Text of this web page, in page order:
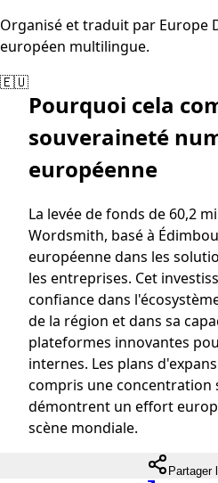
Organisé et traduit par Europe
européen multilingue.
🇪🇺
Pourquoi cela
souveraineté
européenne
La levée de fonds de 60,2
Wordsmith, basé à
européenne dans les
les entreprises. Cet
confiance dans
de la région et dans sa
plateformes innovantes
internes. Les plans
compris une concentration
démontrent un effort
scène mondiale.
Partager